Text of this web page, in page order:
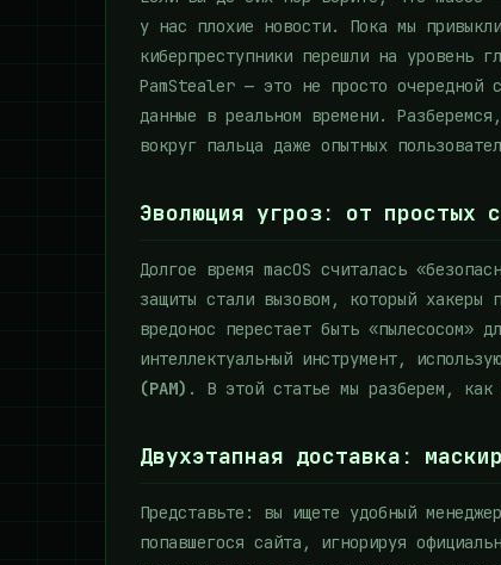
у нас плохие новости. Пока мы
киберпреступники перешли на уровень
PamStealer — это не просто очередной
данные в реальном времени.
вокруг пальца даже опытных
Эволюция угроз: от простых
Долгое время macOS считалась
защиты стали вызовом, который
вредонос перестает быть «пылесосом»
интеллектуальный инструмент,
(PAM) . В этой статье мы разберем, как
Двухэтапная доставка:
Представьте: вы ищете удобный
попавшегося сайта, игнорируя